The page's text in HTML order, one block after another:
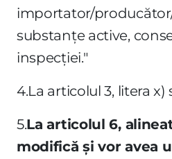
importator/
substanţe active,
inspecţiei."
4.La articolul 3, litera x)
5.La articolul 6,
modifică şi vor avea